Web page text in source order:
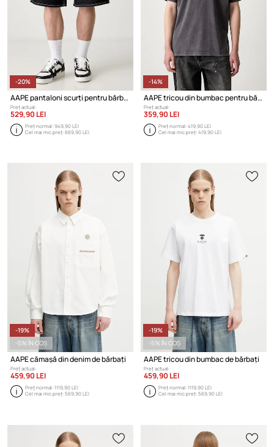
-20%
AAPE pantaloni scurți pentru bărbați
Preț actual:
529,90 LEI
Preț normal:949,90 LEI
Cel mai mic preț:669,90 LEI
-14%
AAPE tricou din bumbac pentru bărbați
Preț actual:
359,90 LEI
Preț normal:419,90 LEI
Cel mai mic preț:419,90 LEI
-19%
-5% ÎN COȘ
AAPE cămașă din denim de bărbați
Preț actual:
459,90 LEI
Preț normal:1119,90 LEI
Cel mai mic preț:569,90 LEI
-19%
-5% ÎN COȘ
AAPE tricou din bumbac de bărbați
Preț actual:
459,90 LEI
Preț normal:1119,90 LEI
Cel mai mic preț:569,90 LEI